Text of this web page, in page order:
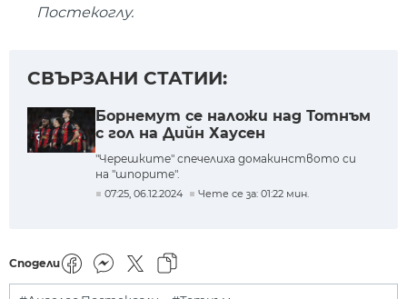
Постекоглу.
СВЪРЗАНИ СТАТИИ:
Борнемут се наложи над Тотнъм
с гол на Дийн Хаусен
"Черешките" спечелиха домакинството си
на "шпорите".
07:25, 06.12.2024 Чете се за: 01:22 мин.
Сподели